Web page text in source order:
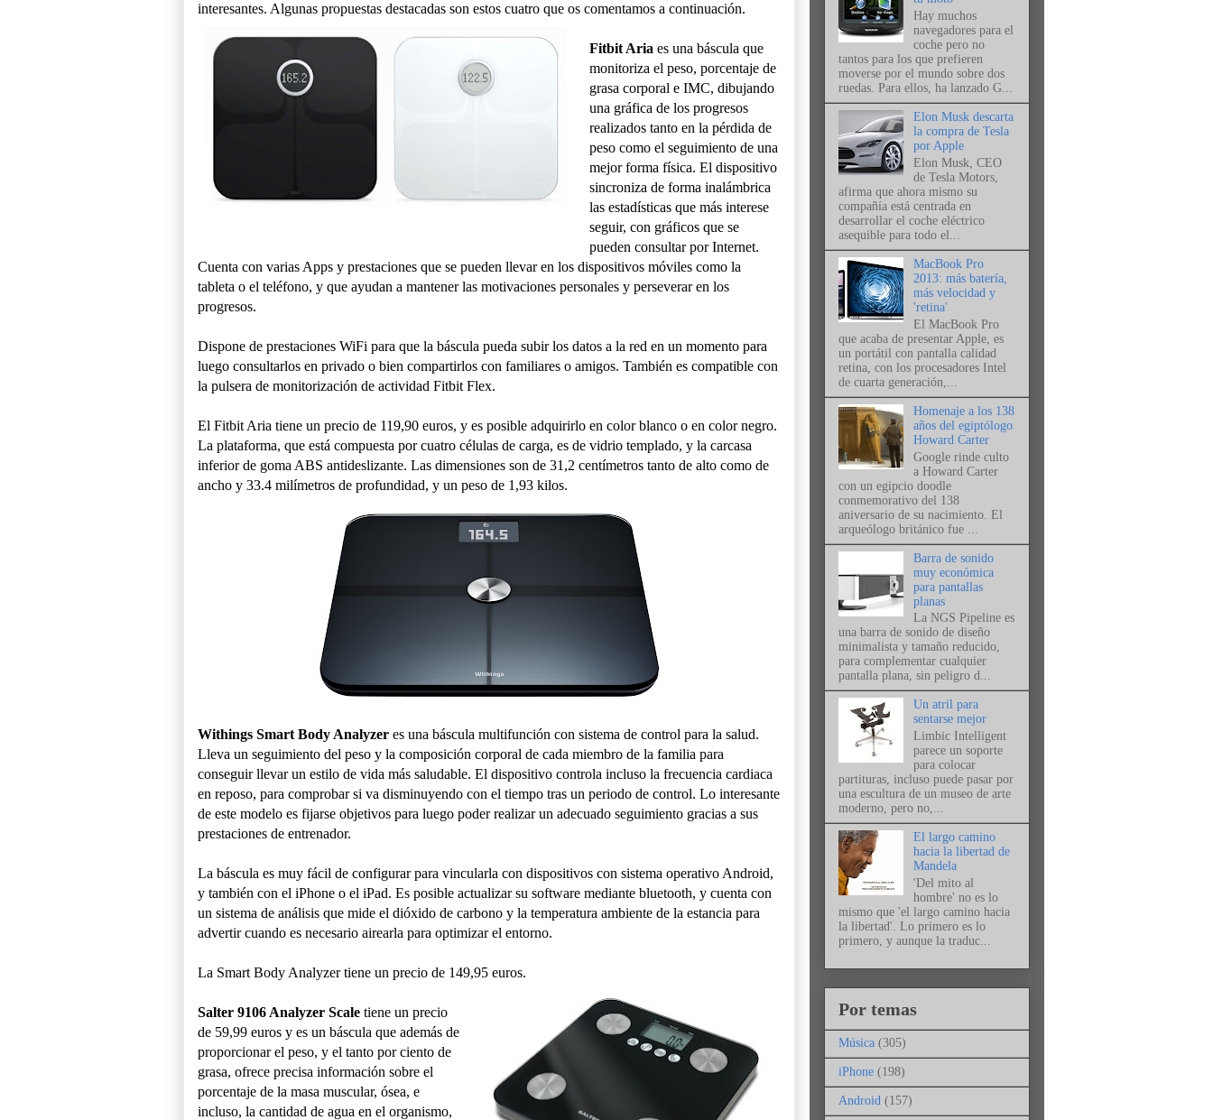
interesantes. Algunas propuestas destacadas son estos cuatro que os comentamos a continuación.
Fitbit Aria es una báscula que
monitoriza el peso, porcentaje de
grasa corporal e IMC, dibujando
una gráfica de los progresos
realizados tanto en la pérdida de
peso como el seguimiento de una
mejor forma física. El dispositivo
sincroniza de forma inalámbrica
las estadísticas que más interese
seguir, con gráficos que se
pueden consultar por Internet.
Cuenta con varias Apps y prestaciones que se pueden llevar en los dispositivos móviles como la
tableta o el teléfono, y que ayudan a mantener las motivaciones personales y perseverar en los
progresos.
Dispone de prestaciones WiFi para que la báscula pueda subir los datos a la red en un momento para
luego consultarlos en privado o bien compartirlos con familiares o amigos. También es compatible con
la pulsera de monitorización de actividad Fitbit Flex.
El Fitbit Aria tiene un precio de 119,90 euros, y es posible adquirirlo en color blanco o en color negro.
La plataforma, que está compuesta por cuatro células de carga, es de vidrio templado, y la carcasa
inferior de goma ABS antideslizante. Las dimensiones son de 31,2 centímetros tanto de alto como de
ancho y 33.4 milímetros de profundidad, y un peso de 1,93 kilos.
Withings Smart Body Analyzer es una báscula multifunción con sistema de control para la salud.
Lleva un seguimiento del peso y la composición corporal de cada miembro de la familia para
conseguir llevar un estilo de vida más saludable. El dispositivo controla incluso la frecuencia cardiaca
en reposo, para comprobar si va disminuyendo con el tiempo tras un periodo de control. Lo interesante
de este modelo es fijarse objetivos para luego poder realizar un adecuado seguimiento gracias a sus
prestaciones de entrenador.
La báscula es muy fácil de configurar para vincularla con dispositivos con sistema operativo Android,
y también con el iPhone o el iPad. Es posible actualizar su software mediante bluetooth, y cuenta con
un sistema de análisis que mide el dióxido de carbono y la temperatura ambiente de la estancia para
advertir cuando es necesario airearla para optimizar el entorno.
La Smart Body Analyzer tiene un precio de 149,95 euros.
Salter 9106 Analyzer Scale tiene un precio
de 59,99 euros y es un báscula que además de
proporcionar el peso, y el tanto por ciento de
grasa, ofrece precisa información sobre el
porcentaje de la masa muscular, ósea, e
incluso, la cantidad de agua en el organismo,
Hay muchos
navegadores para el
coche pero no
tantos para los que prefieren
moverse por el mundo sobre dos
ruedas. Para ellos, ha lanzado G...
Elon Musk descarta
la compra de Tesla
por Apple
Elon Musk, CEO
de Tesla Motors,
afirma que ahora mismo su
compañía está centrada en
desarrollar el coche eléctrico
asequible para todo el...
MacBook Pro
2013: más batería,
más velocidad y
'retina'
El MacBook Pro
que acaba de presentar Apple, es
un portátil con pantalla calidad
retina, con los procesadores Intel
de cuarta generación,...
Homenaje a los 138
años del egiptólogo
Howard Carter
Google rinde culto
a Howard Carter
con un egipcio doodle
conmemorativo del 138
aniversario de su nacimiento. El
arqueólogo británico fue ...
Barra de sonido
muy económica
para pantallas
planas
La NGS Pipeline es
una barra de sonido de diseño
minimalista y tamaño reducido,
para complementar cualquier
pantalla plana, sin peligro d...
Un atril para
sentarse mejor
Limbic Intelligent
parece un soporte
para colocar
partituras, incluso puede pasar por
una escultura de un museo de arte
moderno, pero no,...
El largo camino
hacia la libertad de
Mandela
'Del mito al
hombre' no es lo
mismo que 'el largo camino hacia
la libertad'. Lo primero es lo
primero, y aunque la traduc...
Por temas
Música (305)
iPhone (198)
Android (157)